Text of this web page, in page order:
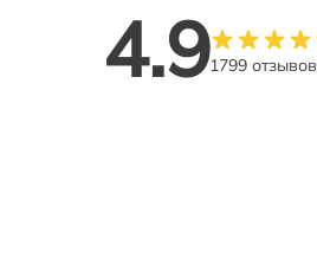
4.91799 отзывов